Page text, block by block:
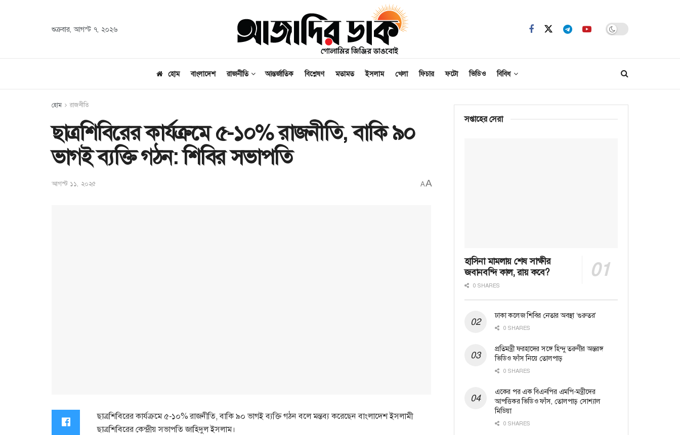
শুক্রবার, আগস্ট ৭, ২০২৬
হোম বাংলাদেশ রাজনীতি আন্তর্জাতিক বিশ্লেষণ মতামত ইসলাম খেলা ফিচার ফটো ভিডিও বিবিধ
হোম রাজনীতি
ছাত্রশিবিরের কার্যক্রমে ৫-১০% রাজনীতি, বাকি ৯০
ভাগই ব্যক্তি গঠন: শিবির সভাপতি
আগস্ট ১১, ২০২৫ AA
ছাত্রশিবিরের কার্যক্রমে ৫-১০% রাজনীতি, বাকি ৯০ ভাগই ব্যক্তি গঠন বলে মন্তব্য করেছেন বাংলাদেশ ইসলামী
ছাত্রশিবিরের কেন্দ্রীয় সভাপতি জাহিদুল ইসলাম।
সপ্তাহের সেরা
হাসিনা মামলায় শেষ সাক্ষীর
জবানবন্দি কাল, রায় কবে?
0 SHARES
ঢাকা কলেজ শিবির নেতার অবস্থা ‘গুরুতর’
0 SHARES
প্রতিমন্ত্রী ফরহাদের সঙ্গে হিন্দু তরুণীর অন্তরঙ্গ
ভিডিও ফাঁস নিয়ে তোলপাড়
0 SHARES
একের পর এক বিএনপির এমপি-মন্ত্রীদের
আপত্তিকর ভিডিও ফাঁস, তোলপাড় সোশ্যাল
মিডিয়া
0 SHARES